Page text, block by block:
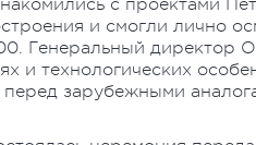
с проектами
и смогли лично
Генеральный директор
и технологических
зарубежными